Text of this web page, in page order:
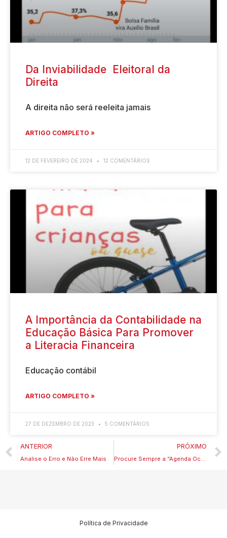
Da Inviabilidade Eleitoral da
Direita
A direita não será reeleita jamais
ARTIGO COMPLETO »
12 DE FEVEREIRO DE 2024 12 COMENTÁRIOS
A Importância da Contabilidade na
Educação Básica Para Promover
a Literacia Financeira
Educação contábil
ARTIGO COMPLETO »
27 DE DEZEMBRO DE 2023 5 COMENTÁRIOS
ANTERIOR
Analise o Erro e Não Erre Mais
PRÓXIMO
Política de Privacidade